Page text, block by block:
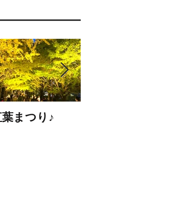
まつり♪